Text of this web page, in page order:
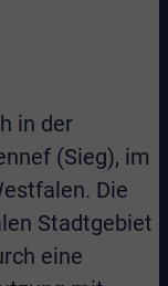
in der
(Sieg), im
Die
Stadtgebiet
eine